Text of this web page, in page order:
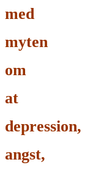
med
myten
om
at
depression,
angst,